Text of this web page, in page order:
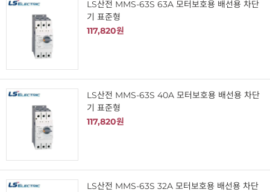
LS산전 MMS-63S 63A 모터보호용 배선용 차단
기 표준형
117,820원
LS산전 MMS-63S 40A 모터보호용 배선용 차단
기 표준형
117,820원
LS산전 MMS-63S 32A 모터보호용 배선용 차단